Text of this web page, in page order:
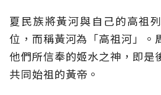
夏民族將黃河與自己的高祖
位，而稱黃河為「高祖河」。
他們所信奉的姬水之神，即是
共同始祖的黃帝。